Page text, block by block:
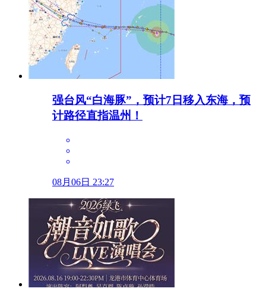
强台风“白海豚”，预计7日移入东海，预
计路径直指温州！
08月06日 23:27